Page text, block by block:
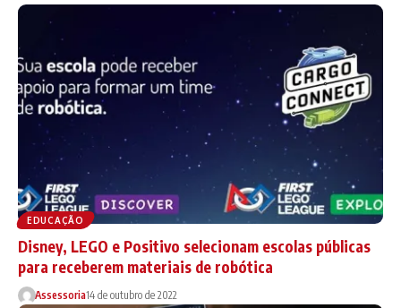
EDUCAÇÃO
Disney, LEGO e Positivo selecionam escolas públicas
para receberem materiais de robótica
Assessoria14 de outubro de 2022